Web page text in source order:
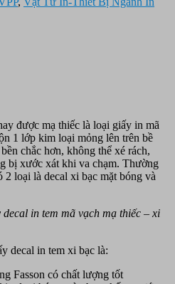
được mạ thiếc là loại giấy in mã
1 lớp kim loại mỏng lên trên bề
chắc hơn, không thể xé rách,
bị xước xát khi va chạm. Thường
2 loại là decal xi bạc mặt bóng và
in tem mã vạch mạ thiếc – xi
decal in tem xi bạc là:
Fasson có chất lượng tốt